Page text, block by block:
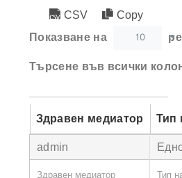
CSV
Copy
Показване на
10
Търсене във всички
Здравен медиатор Тип
admin